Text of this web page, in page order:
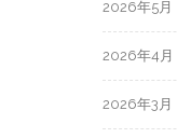
2026年5月
2026年4月
2026年3月